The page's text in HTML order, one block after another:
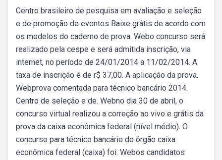
Centro brasileiro de pesquisa em avaliação e seleção
e de promoção de eventos Baixe grátis de acordo com
os modelos do caderno de prova. Webo concurso será
realizado pela cespe e será admitida inscrição, via
internet, no período de 24/01/2014 a 11/02/2014. A
taxa de inscrição é de r$ 37,00. A aplicação da prova.
Webprova comentada para técnico bancário 2014.
Centro de seleção e de. Webno dia 30 de abril, o
concurso virtual realizou a correção ao vivo e grátis da
prova da caixa econômica federal (nível médio). O
concurso para técnico bancário do órgão caixa
econômica federal (caixa) foi. Webos candidatos